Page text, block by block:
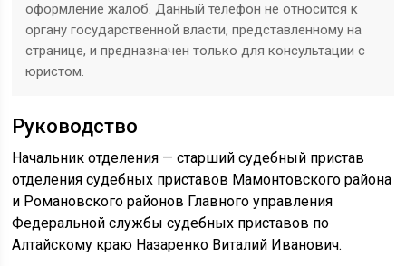
оформление жалоб. Данный телефон не относится к
органу государственной власти, представленному на
странице, и предназначен только для консультации с
юристом.
Руководство
Начальник отделения — старший судебный пристав
отделения судебных приставов Мамонтовского района
и Романовского районов Главного управления
Федеральной службы судебных приставов по
Алтайскому краю Назаренко Виталий Иванович.